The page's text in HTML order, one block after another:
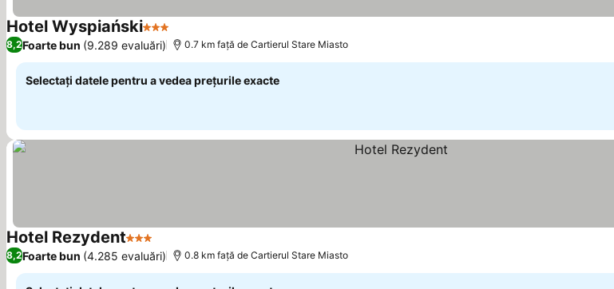
Hotel Wyspiański3 SteleVedeți prețurile
8,2Foarte bun (9.289 evaluări) 0.7 km faţă de Cartierul Stare Miasto
Selectați datele pentru a vedea prețurile exacte
Hotel Rezydent3 Stele Vedeți prețurile
8,2Foarte bun (4.285 evaluări) 0.8 km faţă de Cartierul Stare Miasto